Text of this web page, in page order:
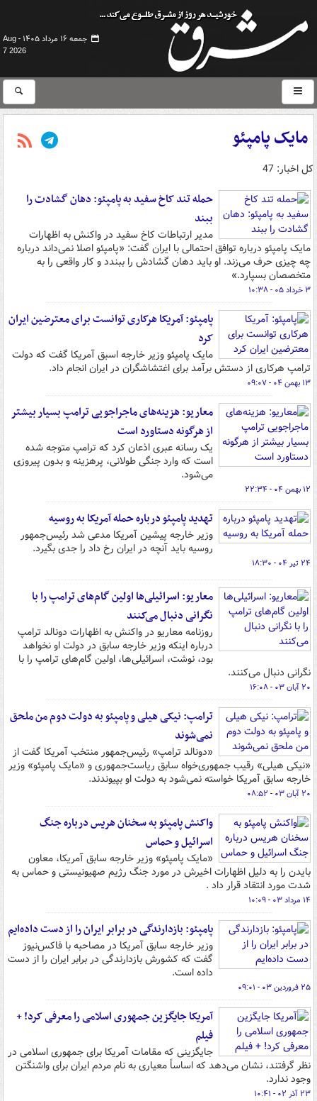
جمعه ۱۶ مرداد ۱۴۰۵ -
Aug
7 2026
مایک پامپئو
کل اخبار: 47
حمله تند کاخ سفید به پامپئو: دهان گشادت را
ببند
مدیر ارتباطات کاخ سفید در واکنش به اظهارات
مایک پامپئو درباره توافق احتمالی با ایران گفت: «پامپئو اصلا نمی‌داند درباره
چه چیزی حرف می‌زند. او باید دهان گشادش را ببندد و کار واقعی را به
متخصصان بسپارد.»
۳ خرداد ۰۵ - ۱۰:۳۸
پامپئو: آمریکا هرکاری توانست برای معترضین ایران
کرد
مایک پامپئو وزیر خارجه اسبق آمریکا گفت که دولت
ترامپ هرکاری از دستش برآمد برای اغتشاشگران در ایران انجام داد.
۱۳ بهمن ۰۴ - ۰۹:۰۷
معاریو: هزینه‌های ماجراجویی ترامپ بسیار بیشتر
از هرگونه دستاورد است
یک رسانه عبری اذعان کرد که ترامپ متوجه شده
است که وارد جنگی طولانی، پرهزینه و بدون پیروزی
می‌شود.
۱۲ بهمن ۰۴ - ۲۲:۳۴
تهدید پامپئو درباره حمله آمریکا به روسیه
وزیر خارجه پیشین آمریکا مدعی شد رئیس‌جمهور
روسیه باید آنچه در ایران رخ داد را جدی بگیرد.
۲۴ تیر ۰۴ - ۱۸:۳۰
معاریو: اسرائیلی‌ها اولین گام‌های ترامپ را با
نگرانی دنبال می‌کنند
روزنامه معاریو در واکنش به اظهارات دونالد ترامپ
درباره اینکه وزیر خارجه سابق در دولت او نخواهد
بود، نوشت، اسرائیلی‌ها، اولین گام‌های ترامپ را با
نگرانی دنبال می‌کنند.
۲۰ آبان ۰۳ - ۱۶:۰۸
ترامپ: نیکی هیلی و پامپئو به دولت دوم من ملحق
نمی‌شوند
«دونالد ترامپ» رئیس‌جمهور منتخب آمریکا گفت از
«نیکی هیلی» رقیب جمهوری‌خواه سابق ریاست‌جمهوری و «مایک پامپئو» وزیر
خارجه سابق آمریکا خواسته نمی‌شود به دولت او بپیوندند.
۲۰ آبان ۰۳ - ۰۸:۵۲
واکنش پامپئو به سخنان هریس درباره جنگ
اسرائیل و حماس
«مایک پامپئو» وزیر خارجه سابق آمریکا، معاون
بایدن را به دلیل اظهارات اخیرش در مورد جنگ رژیم صهیونیستی و حماس به
شدت مورد انتقاد قرار داد .
۱۴ مرداد ۰۳ - ۱۰:۰۹
پامپئو: بازدارندگی در برابر ایران را از دست داده‌ایم
وزیر خارجه سابق آمریکا در مصاحبه با فاکس‌نیوز
گفت که کشورش بازدارندگی در برابر ایران را از دست
داده است.
۲۵ فروردین ۰۳ - ۰۹:۰۱
آمریکا جایگزین جمهوری اسلامی را معرفی کرد! +
فیلم
جایگزینی که مقامات آمریکا برای جمهوری اسلامی در
نظر گرفتند، نشان می‌دهد که اساساً معیاری به نام مردم ایران برای واشنگتن
وجود ندارد.
۲۳ آذر ۰۲ - ۱۰:۴۱